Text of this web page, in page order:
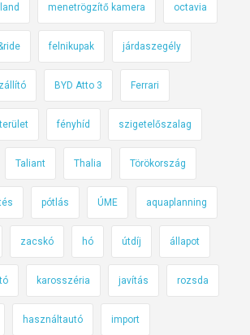
menetrögzítő kamera octavia
felnikupak járdaszegély
BYD Atto 3 Ferrari
fényhíd szigetelőszalag
Taliant Thalia Törökország
pótlás ÚME aquaplanning
zacskó hó útdíj állapot
karosszéria javítás rozsda
használtautó import